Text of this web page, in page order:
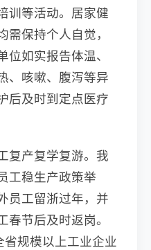
训等活动。居家健
保持个人自觉，
如实报告体温、
、咳嗽、腹泻等异
后及时到定点医疗
复产复学复游。我
工稳生产政策举
员工留浙过年，并
节后及时返岗。
规模以上工业企业